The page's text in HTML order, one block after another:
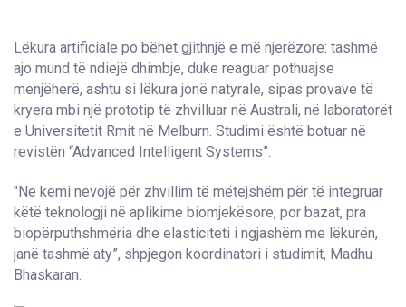
Lëkura artificiale po bëhet gjithnjë e më njerëzore: tashmë
ajo mund të ndiejë dhimbje, duke reaguar pothuajse
menjëherë, ashtu si lëkura jonë natyrale, sipas provave të
kryera mbi një prototip të zhvilluar në Australi, në laboratorët
e Universitetit Rmit në Melburn. Studimi është botuar në
revistën “Advanced Intelligent Systems”.
"Ne kemi nevojë për zhvillim të mëtejshëm për të integruar
këtë teknologji në aplikime biomjekësore, por bazat, pra
biopërputhshmëria dhe elasticiteti i ngjashëm me lëkurën,
janë tashmë aty”, shpjegon koordinatori i studimit, Madhu
Bhaskaran.